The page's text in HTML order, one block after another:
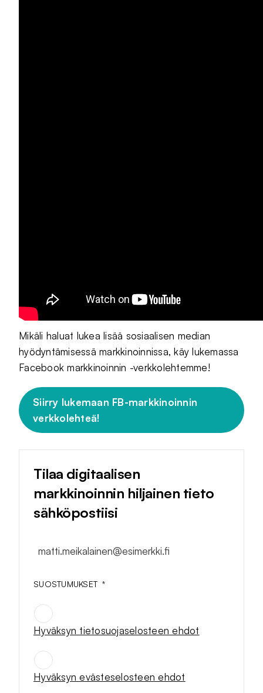
Mikäli haluat lukea lisää sosiaalisen median
hyödyntämisessä markkinoinnissa, käy lukemassa
Facebook markkinoinnin -verkkolehtemme!
Siirry lukemaan FB-markkinoinnin
verkkolehteä!
Tilaa digitaalisen
markkinoinnin hiljainen tieto
sähköpostiisi
SUOSTUMUKSET *
Hyväksyn tietosuojaselosteen ehdot
SUOSTUMUKSET
Hyväksyn evästeselosteen ehdot